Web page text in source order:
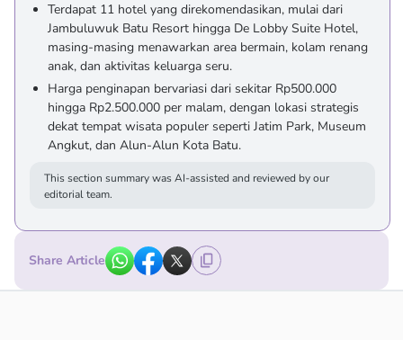
Terdapat 11 hotel yang direkomendasikan, mulai dari
Jambuluwuk Batu Resort hingga De Lobby Suite Hotel,
masing-masing menawarkan area bermain, kolam renang
anak, dan aktivitas keluarga seru.
Harga penginapan bervariasi dari sekitar Rp500.000
hingga Rp2.500.000 per malam, dengan lokasi strategis
dekat tempat wisata populer seperti Jatim Park, Museum
Angkut, dan Alun-Alun Kota Batu.
This section summary was AI-assisted and reviewed by our
editorial team.
Share Article